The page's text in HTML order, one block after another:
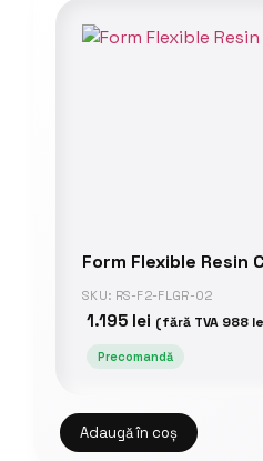
Form Flexible Resin
SKU: RS-F2-FLGR-02
1.195 lei (fără TVA 988
Precomandă
Adaugă în coș